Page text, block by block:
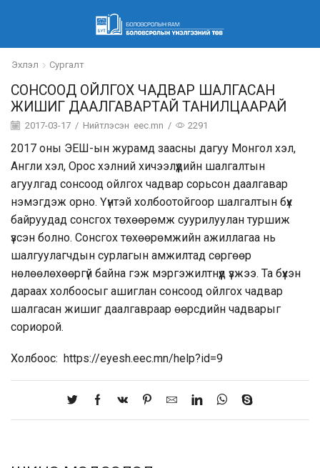
Эхлэл Сургалт
СОНСООД ОЙЛГОХ ЧАДВАР ШАЛГАСАН
ЖИШИГ ДААЛГАВАРТАЙ ТАНИЛЦААРАЙ
2017-03-17 / Нийтлэсэн eec.mn / 2291
2017 оны ЭЕШ-ын журамд заасны дагуу Монгол хэл,
Англи хэл, Орос хэлний хичээлүүдийн шалгалтын
агуулгад сонсоод ойлгох чадвар сорьсон даалгавар
нэмэгдэж орно. Үүнтэй холбоотойгоор шалгалтын бүх
байруудад сонсгох төхөөрөмж суурилуулан туршиж
үзсэн болно. Сонсгох төхөөрөмжийн ажиллагаа нь
шалгуулагчдын сурлагын амжилтад сөргөөр
нөлөөлөхөөргүй байна гэж мэргэжилтнүүд үзжээ. Та бүхэн
дараах холбоосыг ашиглан сонсоод ойлгох чадвар
шалгасан жишиг даалгавраар өөрсдийн чадварыг
сориорой.
Холбоос: https://eyesh.eec.mn/help?id=9